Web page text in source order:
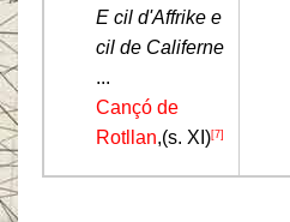
E cil d'Affrike e
cil de Califerne
...
Cançó de
Rotllan,(s. XI)[7]